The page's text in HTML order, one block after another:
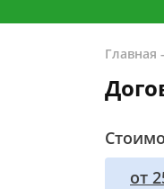
Главная -
от